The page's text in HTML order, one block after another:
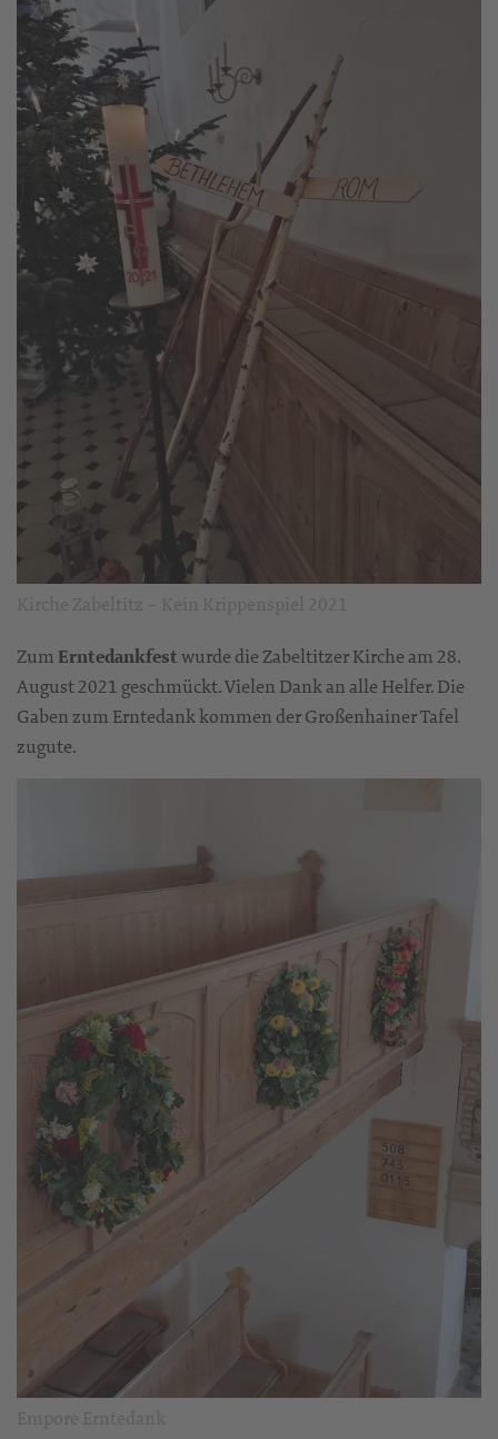
Zum Erntedankfestwurde die Zabeltitzer Kirche am 28.
August 2021 geschmückt. Vielen Dank an alle Helfer. Die
Gaben zum Erntedank kommen der Großenhainer Tafel
zugute.